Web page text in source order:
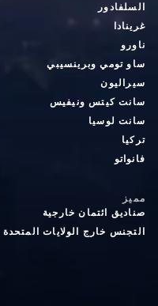
السلفادور
غرينادا
ناورو
ساو تومي وبرينسيبي
سيراليون
سانت كيتس ونيفيس
سانت لوسيا
تركيا
فانواتو
مميز
صناديق ائتمان خارجية
التجنس خارج الولايات المتحدة